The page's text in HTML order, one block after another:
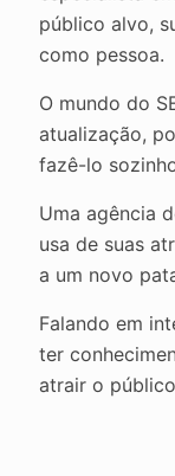
público alvo,
como pessoa.
O mundo do
atualização,
fazê-lo
Uma agência
usa de suas
a um novo
Falando em
ter
atrair o